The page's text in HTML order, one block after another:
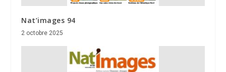
Nat’images 94
2 octobre 2025